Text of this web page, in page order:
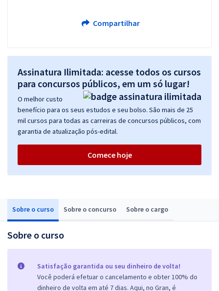
Sobre o curso Sobre o concurso Sobre o cargo
Sobre o curso
Satisfação garantida ou seu dinheiro de volta!
Você poderá efetuar o cancelamento e obter 100% do
dinheiro de volta em até 7 dias. Aqui, no Gran, é
Compartilhar
Assinatura Ilimitada: acesse todos os cursos
para concursos públicos, em um só lugar!
O melhor custo
benefício para os seus estudos e seu bolso. São mais de 25
mil cursos para todas as carreiras de concursos públicos, com
garantia de atualização pós-edital.
Comece hoje